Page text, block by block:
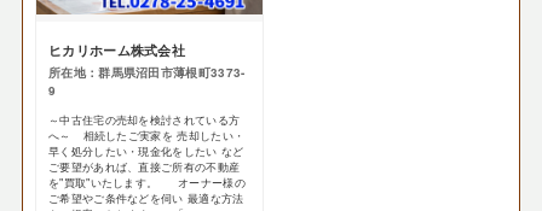
ヒカリホーム株式会社
所在地：群馬県沼田市薄根町3373-
9
～中古住宅の売却を検討されている方
へ～ 相続したご実家を 売却したい・
早く処分したい・現金化をしたい など
ご要望があれば、直接ご所有の不動産
を"買取"いたします。 オーナー様の
ご希望やご条件などを伺い 最適な方法